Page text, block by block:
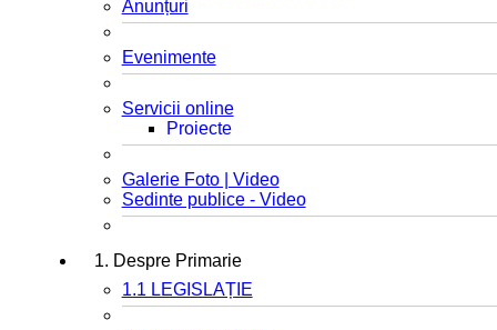
Anunțuri
Evenimente
Servicii online
Proiecte
Galerie Foto | Video
Sedinte publice - Video
1. Despre Primarie
1.1 LEGISLAȚIE